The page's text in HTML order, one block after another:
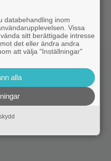
databehandling inom
Vissa
sitt berättigade intresse
det eller ändra andra
att välja "Inställningar"
alla